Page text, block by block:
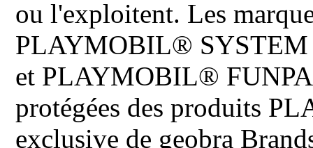
ou l'exploitent. Les
PLAYMOBIL®
et PLAYMOBIL®
protégées des produits
exclusive de geobra